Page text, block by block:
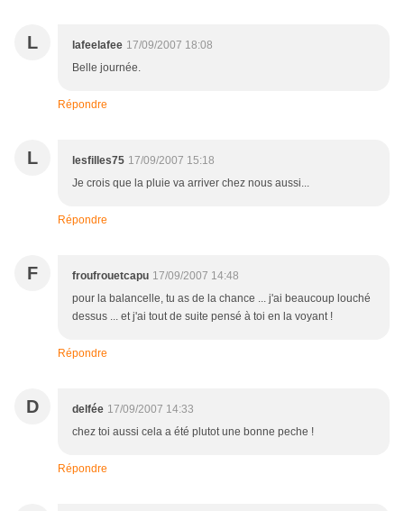
L lafeelafee 17/09/2007 18:08
Belle journée.
Répondre
L lesfilles75 17/09/2007 15:18
Je crois que la pluie va arriver chez nous aussi...
Répondre
F froufrouetcapu 17/09/2007 14:48
pour la balancelle, tu as de la chance ... j'ai beaucoup louché
dessus ... et j'ai tout de suite pensé à toi en la voyant !
Répondre
D delfée 17/09/2007 14:33
chez toi aussi cela a été plutot une bonne peche !
Répondre